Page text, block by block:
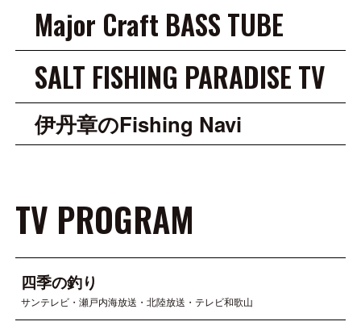
Major Craft BASS TUBE
SALT FISHING PARADISE TV
伊丹章のFishing Navi
TV PROGRAM
四季の釣り
サンテレビ・瀬戸内海放送・北陸放送・テレビ和歌山